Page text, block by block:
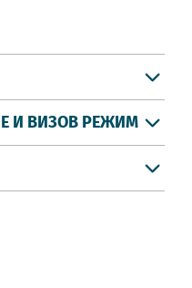
И ВИЗОВ РЕЖИМ